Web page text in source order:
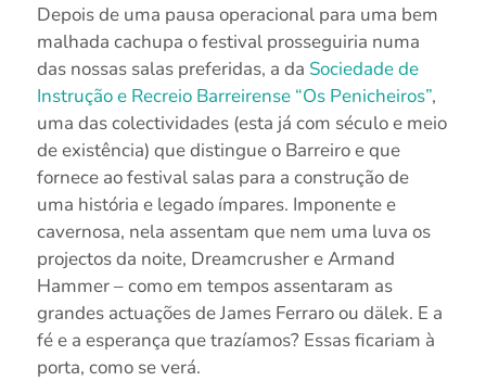
Depois de uma pausa operacional para uma bem
malhada cachupa o festival prosseguiria numa
das nossas salas preferidas, a da Sociedade de
Instrução e Recreio Barreirense “Os Penicheiros”,
uma das colectividades (esta já com século e meio
de existência) que distingue o Barreiro e que
fornece ao festival salas para a construção de
uma história e legado ímpares. Imponente e
cavernosa, nela assentam que nem uma luva os
projectos da noite, Dreamcrusher e Armand
Hammer – como em tempos assentaram as
grandes actuações de James Ferraro ou dälek. E a
fé e a esperança que trazíamos? Essas ficariam à
porta, como se verá.